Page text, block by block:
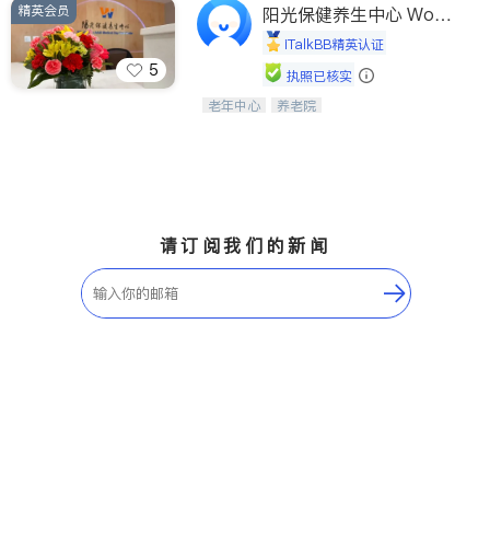
非盈利组织
5
精英会员
阳光保健养生中心 World
shineiTalkBB精英认证
执照已核实
阳光保健养生中心为老年人提供日间护
老年中心 养老院
请订阅我们的新闻